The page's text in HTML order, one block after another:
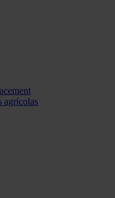
agrícolas